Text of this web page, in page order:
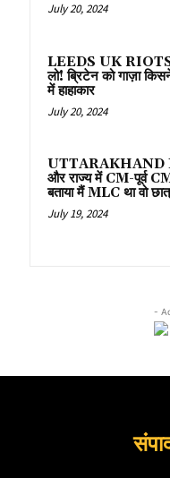
July 20, 2024
LEEDS UK RIOTS:
लो! ब्रिटेन को गाज़ा
में हाहाकार
July 20, 2024
UTTARAKHAND
और राज्य में CM-पूर्व
बताया मैं MLC था वो
July 19, 2024
-